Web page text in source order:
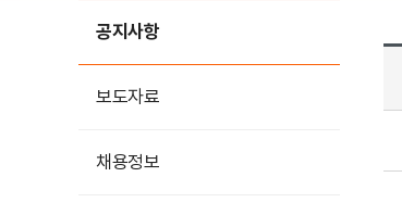
공지사항
보도자료
채용정보